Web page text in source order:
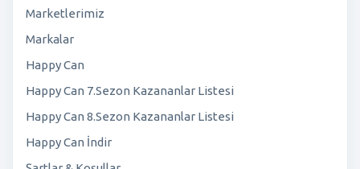
Marketlerimiz
Markalar
Happy Can
Happy Can 7.Sezon Kazananlar Listesi
Happy Can 8.Sezon Kazananlar Listesi
Happy Can İndir